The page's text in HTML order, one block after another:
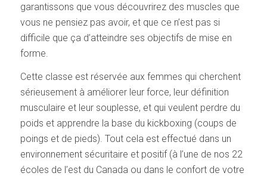
garantissons que vous découvrirez des muscles que
vous ne pensiez pas avoir, et que ce n’est pas si
difficile que ça d’atteindre ses objectifs de mise en
forme.
Cette classe est réservée aux femmes qui cherchent
sérieusement à améliorer leur force, leur définition
musculaire et leur souplesse, et qui veulent perdre du
poids et apprendre la base du kickboxing (coups de
poings et de pieds). Tout cela est effectué dans un
environnement sécuritaire et positif (à l’une de nos 22
écoles de l’est du Canada ou dans le confort de votre